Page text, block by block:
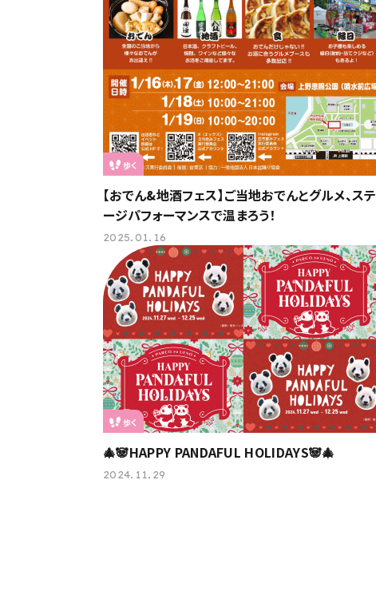
歩く
【おでん&地酒フェス】ご当地おでんとグルメ、ステ
ージパフォーマンスで温まろう！
2025.01.16
歩く
🎄🐼HAPPY PANDAFUL HOLIDAYS🐼🎄
2024.11.29